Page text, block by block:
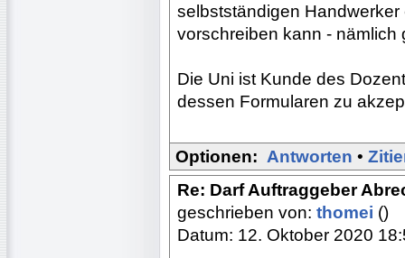
selbstständigen
vorschreiben kann - nämlich
Die Uni ist Kunde des
dessen Formularen zu
Optionen: Antworten •
Re: Darf Auftraggeber
geschrieben von: thomei ()
Datum: 12. Oktober 2020